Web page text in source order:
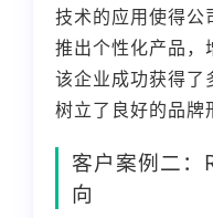
技术的应用使得公
推出个性化产品，
该企业成功获得了
树立了良好的品牌
客户案例二
向